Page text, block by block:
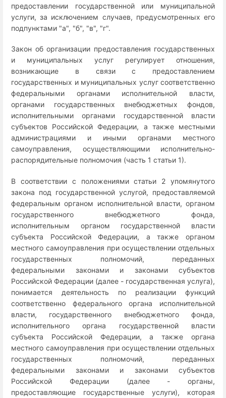
предоставлении государственной или муниципальной
услуги, за исключением случаев, предусмотренных его
подпунктами "а", "б", "в", "г".
Закон об организации предоставления государственных
и муниципальных услуг регулирует отношения,
возникающие в связи с предоставлением
государственных и муниципальных услуг соответственно
федеральными органами исполнительной власти,
органами государственных внебюджетных фондов,
исполнительными органами государственной власти
субъектов Российской Федерации, а также местными
администрациями и иными органами местного
самоуправления, осуществляющими исполнительно-
распорядительные полномочия (часть 1 статьи 1).
В соответствии с положениями статьи 2 упомянутого
закона под государственной услугой, предоставляемой
федеральным органом исполнительной власти, органом
государственного внебюджетного фонда,
исполнительным органом государственной власти
субъекта Российской Федерации, а также органом
местного самоуправления при осуществлении отдельных
государственных полномочий, переданных
федеральными законами и законами субъектов
Российской Федерации (далее - государственная услуга),
понимается деятельность по реализации функций
соответственно федерального органа исполнительной
власти, государственного внебюджетного фонда,
исполнительного органа государственной власти
субъекта Российской Федерации, а также органа
местного самоуправления при осуществлении отдельных
государственных полномочий, переданных
федеральными законами и законами субъектов
Российской Федерации (далее - органы,
предоставляющие государственные услуги), которая